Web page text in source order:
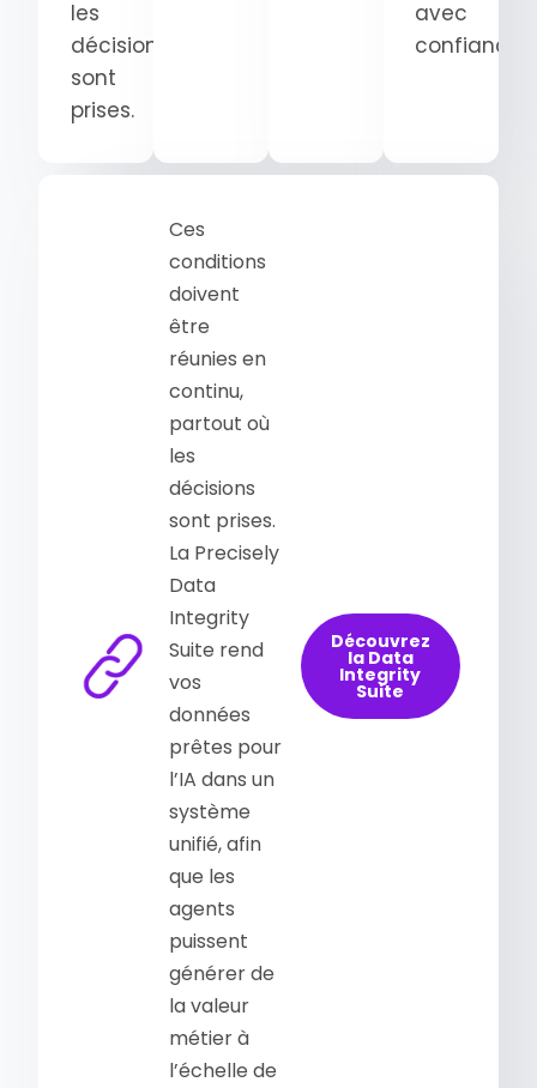
les
décisions
sont
prises.
avec
confiance.
Ces
conditions
doivent
être
réunies en
continu,
partout où
les
décisions
sont prises.
La Precisely
Data
Integrity
Suite rend
vos
données
prêtes pour
l’IA dans un
système
unifié, afin
que les
agents
puissent
générer de
la valeur
métier à
l’échelle de
Découvrez
la Data
Integrity
Suite